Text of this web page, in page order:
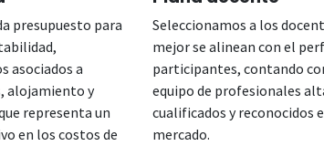
presupuesto para
asociados a
alojamiento y
representa un
en los costos de
Seleccionamos a los
mejor se alinean con el
participantes, contando
equipo de profesionales
cualificados y reconocidos
mercado.